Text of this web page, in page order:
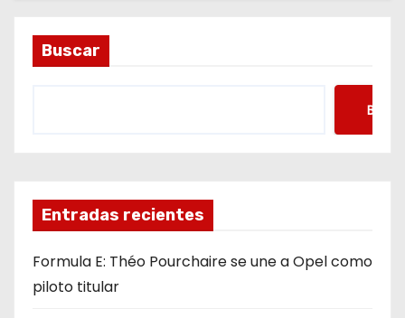
Buscar
Entradas recientes
Formula E: Théo Pourchaire se une a Opel como
piloto titular